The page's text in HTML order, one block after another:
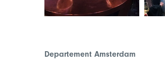
Departement Amsterdam